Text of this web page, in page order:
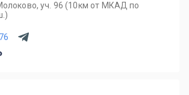
уч. 96 (10км от МКАД по